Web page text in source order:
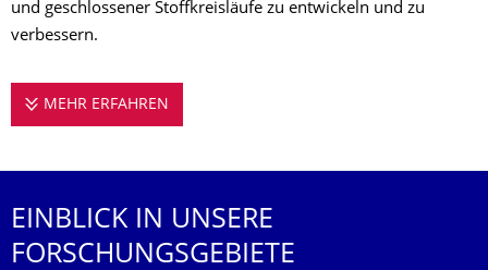
und geschlossener Stoffkreisläufe zu entwickeln und zu
verbessern.
MEHR ERFAHREN
EINBLICK IN UNSERE
FORSCHUNGSGEBIETE